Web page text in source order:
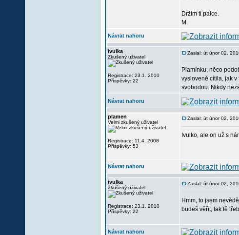
Držím ti palce.
M.
Návrat nahoru
ivulka
Zkušený uživatel
Registrace: 23.1. 2010
Příspěvky: 22
Zaslal: út únor 02,
Plamínku, něco
vysloveně cítila, jak
svobodou. Nikdy
Návrat nahoru
plamen
Velmi zkušený uživatel
Registrace: 11.4. 2008
Příspěvky: 53
Zaslal: út únor 02,
Ivulko, ale on už s
Návrat nahoru
ivulka
Zkušený uživatel
Registrace: 23.1. 2010
Příspěvky: 22
Zaslal: út únor 02,
Hmm, to jsem
budeš věřit, tak tě
Návrat nahoru